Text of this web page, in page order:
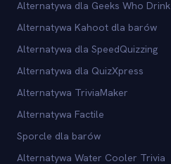
Alternatywa dla Geeks Who Drink
Alternatywa Kahoot dla barów
Alternatywa dla SpeedQuizzing
Alternatywa dla QuizXpress
Alternatywa TriviaMaker
Alternatywa Factile
Sporcle dla barów
Alternatywa Water Cooler Trivia